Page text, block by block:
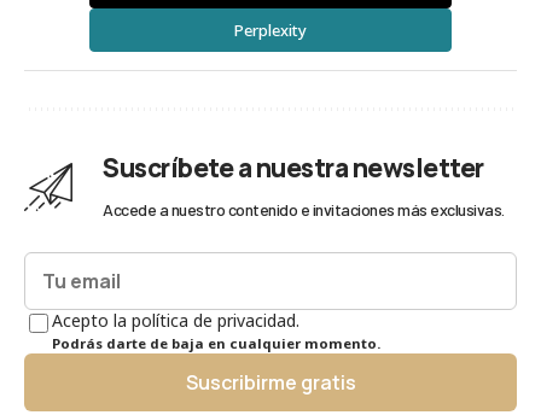
Perplexity
Suscríbete a nuestra newsletter
Accede a nuestro contenido e invitaciones más exclusivas.
Acepto la política de privacidad.
Podrás darte de baja en cualquier momento.
Suscribirme gratis